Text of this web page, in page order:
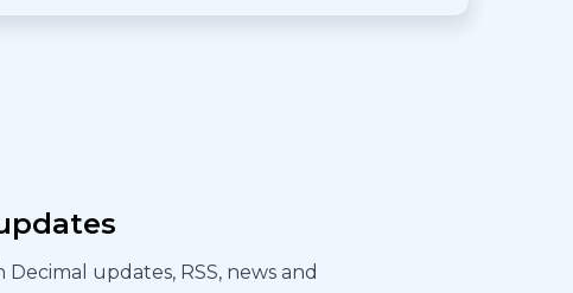
updates, RSS, news and